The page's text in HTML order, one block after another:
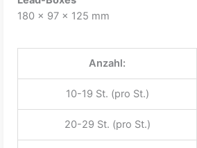
180 x 97 x 125 mm
Anzahl:
10-19 St. (pro St.)
20-29 St. (pro St.)